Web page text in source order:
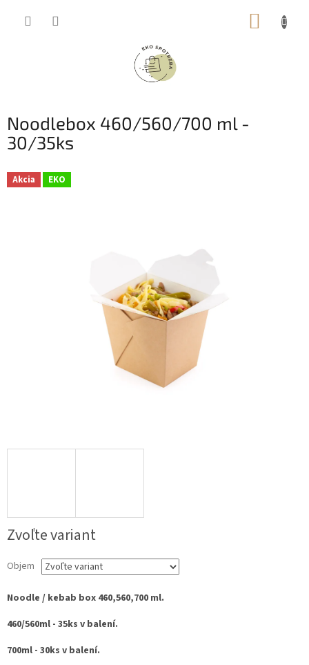
Noodlebox 460/560/700 ml -
30/35ks
Akcia EKO
Zvoľte variant
Objem
Noodle / kebab box 460,560,700 ml.
460/560ml - 35ks v balení.
700ml - 30ks v balení.